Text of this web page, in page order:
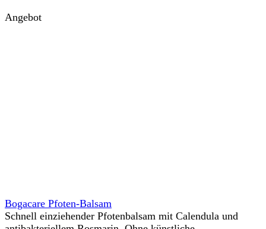
Angebot
Bogacare Pfoten-Balsam
Schnell einziehender Pfotenbalsam mit Calendula und